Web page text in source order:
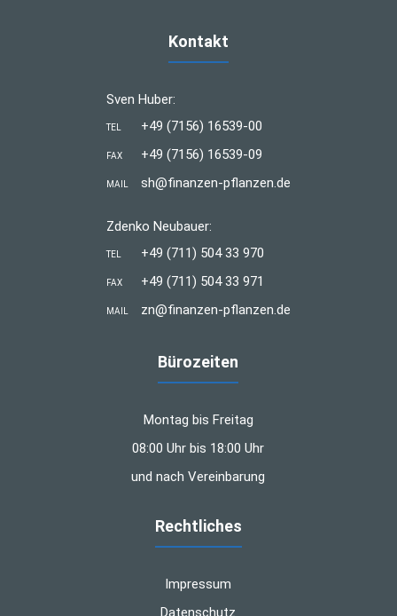
Kontakt
Sven Huber:
TEL +49 (7156) 16539-00
FAX +49 (7156) 16539-09
MAIL sh@finanzen-pflanzen.de
Zdenko Neubauer:
TEL +49 (711) 504 33 970
FAX +49 (711) 504 33 971
MAIL zn@finanzen-pflanzen.de
Bürozeiten
Montag bis Freitag
08:00 Uhr bis 18:00 Uhr
und nach Vereinbarung
Rechtliches
Impressum